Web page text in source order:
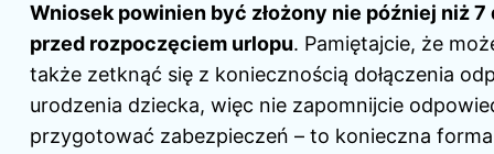
Wniosek powinien być złożony nie później niż 7
przed rozpoczęciem urlopu. Pamiętajcie, że
także zetknąć się z koniecznością dołączenia
urodzenia dziecka, więc nie zapomnijcie
przygotować zabezpieczeń – to konieczna